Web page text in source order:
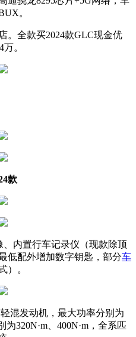
。
。全款买2024款GLC现金优
。
款
、内置行车记录仪（现款除顶
低配外增加数字钥匙，部分车
）。
混发动机，最大功率分别为
320N·m、400N·m，全系匹